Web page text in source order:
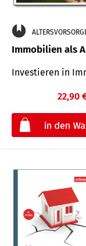
Immobilien als
Investieren in
22,90